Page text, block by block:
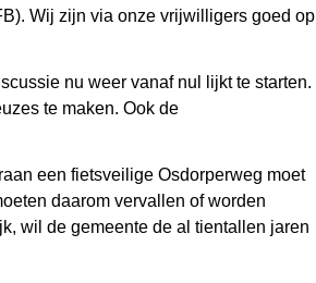
Wij zijn via onze vrijwilligers goed op
nu weer vanaf nul lijkt te starten.
te maken. Ook de
een fietsveilige Osdorperweg moet
daarom vervallen of worden
wil de gemeente de al tientallen jaren